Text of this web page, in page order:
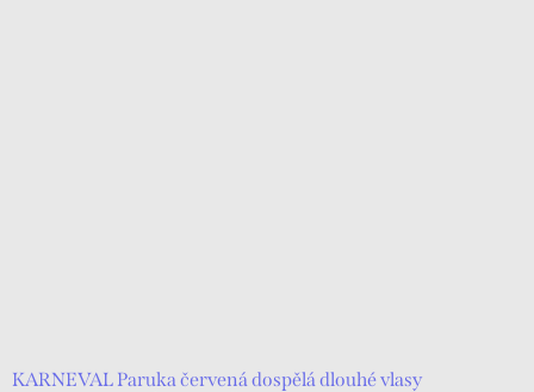
KARNEVAL Paruka červená dospělá dlouhé vlasy